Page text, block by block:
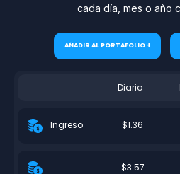
cada día, mes o año
AÑADIR AL PORTAFOLIO +
Diario
Ingreso $1.36
$3.57